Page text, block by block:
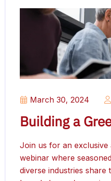
March 30, 2024
Building a
Join us for an exclusive
webinar where
diverse industries share